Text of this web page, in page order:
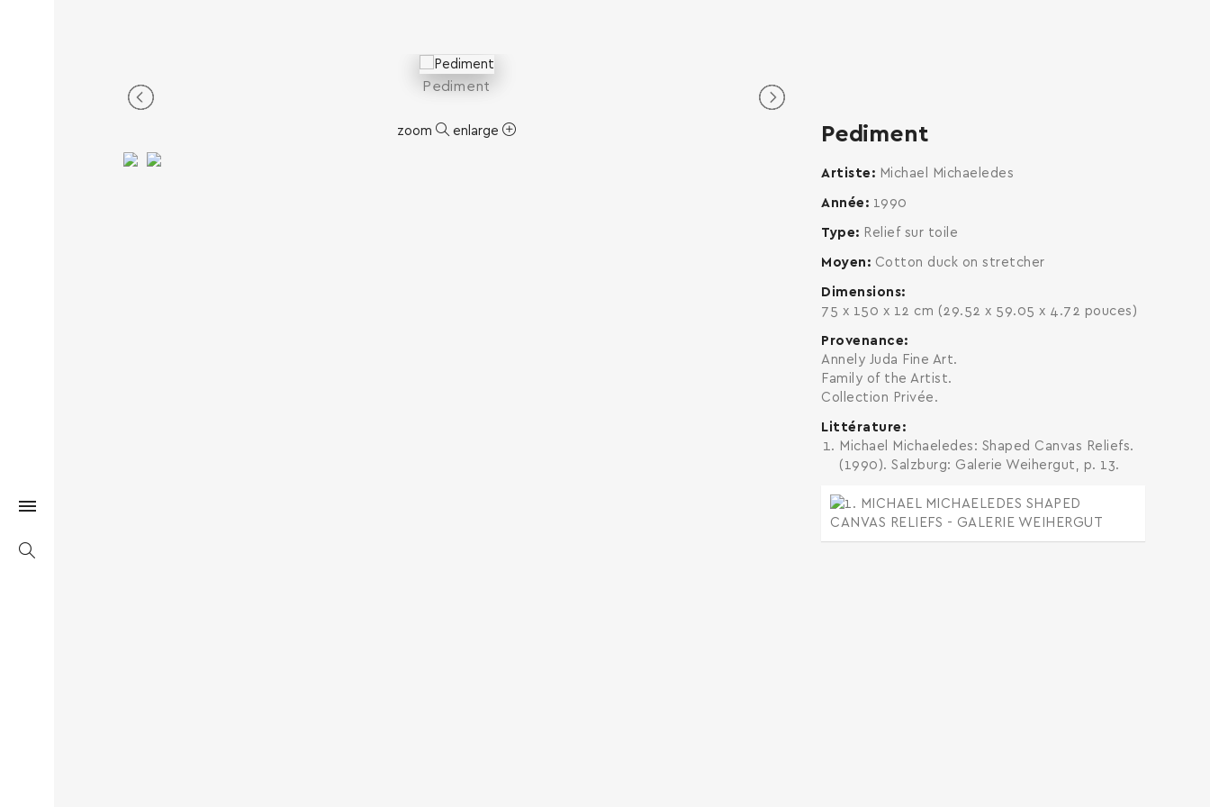
Pediment
zoom enlarge Pediment
Artiste Michael Michaeledes
Année 1990
Type Relief sur toile
Moyen Cotton duck on stretcher
Dimensions
75 x 150 x 12 cm (29.52 x 59.05 x 4.72 pouces)
Provenance
Annely Juda Fine Art.
Family of the Artist.
Collection Privée.
Littérature
Michael Michaeledes: Shaped Canvas Reliefs.
(1990). Salzburg: Galerie Weihergut, p. 13.